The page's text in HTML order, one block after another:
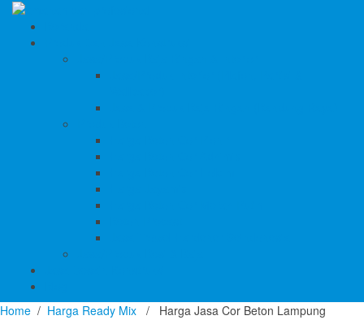
Home / Harga Ready Mix / Harga Jasa Cor Beton Lampung